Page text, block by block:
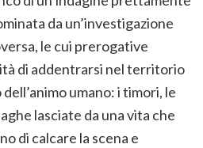
da un’investigazione
le cui prerogative
di addentrarsi nel territorio
umano: i timori, le
lasciate da una vita che
di calcare la scena e